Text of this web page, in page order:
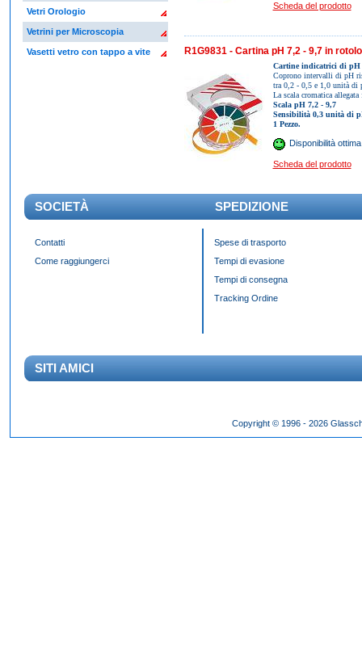
Vetri Orologio
Vetrini per Microscopia
Vasetti vetro con tappo a vite
Scheda del prodotto
R1G9831 - Cartina pH 7,2 - 9,7 in
Cartine indicatrici di pH
Coprono intervalli di pH
tra 0,2 - 0,5 e 1,0 unità di
La scala cromatica
Scala pH 7,2 - 9,7
Sensibilità 0,3 unità di
1 Pezzo.
Disponibilità ottima
Scheda del prodotto
SOCIETÀ SPEDIZIONE
Contatti
Come raggiungerci
Spese di trasporto
Tempi di evasione
Tempi di consegna
Tracking Ordine
SITI AMICI
dessen klassisches Erscheinungsbild über
Copyright © 1996 - 2026